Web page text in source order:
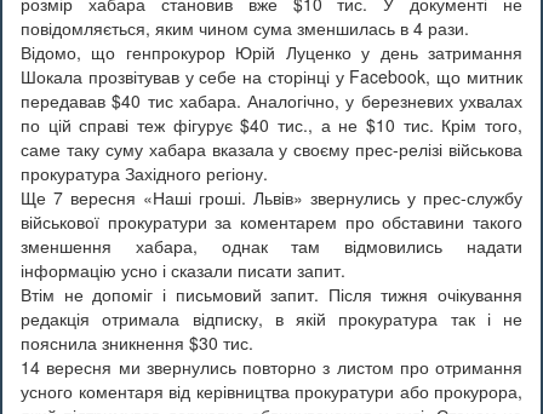
повідомляється, яким чином сума зменшилась в 4 рази.
Відомо, що генпрокурор Юрій Луценко у день затримання
Шокала прозвітував у себе на сторінці у Facebook, що митник
передавав $40 тис хабара. Аналогічно, у березневих ухвалах
по цій справі теж фігурує $40 тис., а не $10 тис. Крім того,
саме таку суму хабара вказала у своєму прес-релізі військова
прокуратура Західного регіону.
Ще 7 вересня «Наші гроші. Львів» звернулись у прес-службу
військової прокуратури за коментарем про обставини такого
зменшення хабара, однак там відмовились надати
інформацію усно і сказали писати запит.
Втім не допоміг і письмовий запит. Після тижня очікування
редакція отримала відписку, в якій прокуратура так і не
пояснила зникнення $30 тис.
14 вересня ми звернулись повторно з листом про отримання
усного коментаря від керівництва прокуратури або прокурора,